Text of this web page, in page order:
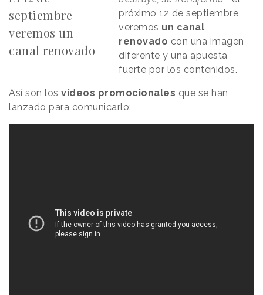
septiembre
veremos un
canal renovado
próximo 12 de septiembre
veremos un canal
renovado con una imagen
diferente y una apuesta
fuerte por los contenidos.
Así son los vídeos promocionales que se han
lanzado para comunicarlo: